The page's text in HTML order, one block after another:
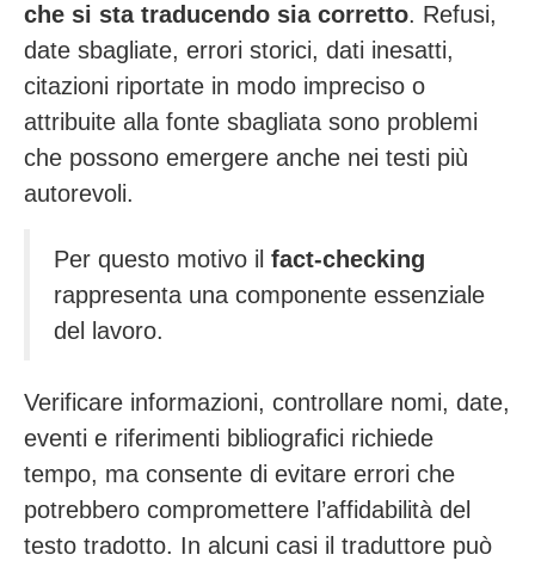
che si sta traducendo sia corretto. Refusi,
date sbagliate, errori storici, dati inesatti,
citazioni riportate in modo impreciso o
attribuite alla fonte sbagliata sono problemi
che possono emergere anche nei testi più
autorevoli.
Per questo motivo il fact-checking
rappresenta una componente essenziale
del lavoro.
Verificare informazioni, controllare nomi, date,
eventi e riferimenti bibliografici richiede
tempo, ma consente di evitare errori che
potrebbero compromettere l’affidabilità del
testo tradotto. In alcuni casi il traduttore può